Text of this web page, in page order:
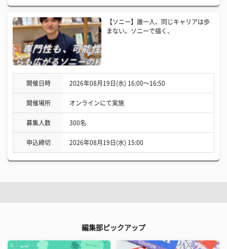
【ソニー】誰一人、同じキャリアは歩
まない。ソニーで描く、
開催日時 2026年08月19日(水) 16:00〜16:50
開催場所 オンラインにて実施
募集人数 300名
申込締切 2026年08月19日(水) 15:00
編集部ピックアップ